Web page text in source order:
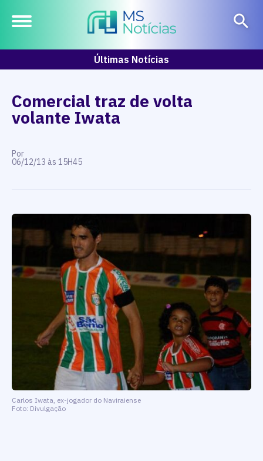
Últimas Notícias
Comercial traz de volta
volante Iwata
Por
06/12/13 às 15H45
Carlos Iwata, ex-jogador do Naviraiense
Foto: Divulgação